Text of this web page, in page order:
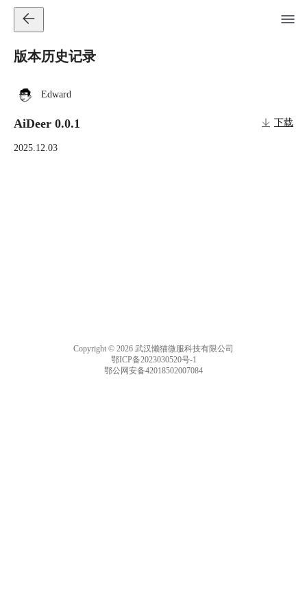
版本历史记录
Edward
AiDeer 0.0.1 下载
2025.12.03
Copyright © 2026 武汉懒猫微服科技有限公司
鄂ICP备2023030520号-1
鄂公网安备42018502007084